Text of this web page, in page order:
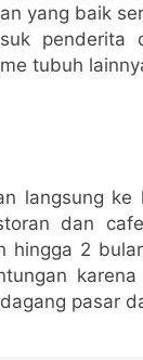
yang baik
tubuh
langsung ke
dan
2
pasar